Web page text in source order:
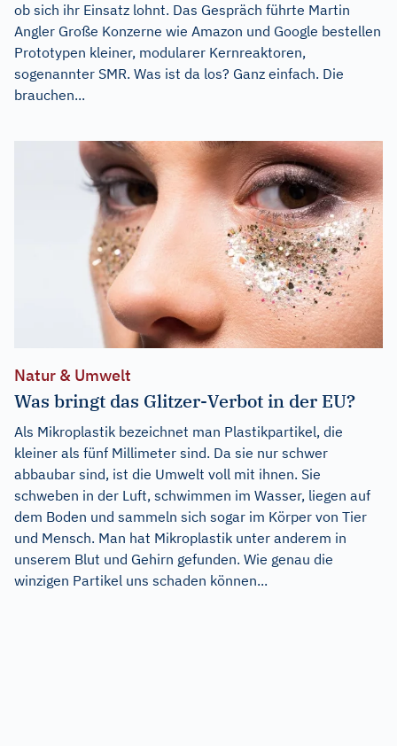
ob sich ihr Einsatz lohnt. Das Gespräch führte Martin
Angler Große Konzerne wie Amazon und Google bestellen
Prototypen kleiner, modularer Kernreaktoren,
sogenannter SMR. Was ist da los? Ganz einfach. Die
brauchen...
Natur & Umwelt
Was bringt das Glitzer-Verbot in der EU?
Als Mikroplastik bezeichnet man Plastikpartikel, die
kleiner als fünf Millimeter sind. Da sie nur schwer
abbaubar sind, ist die Umwelt voll mit ihnen. Sie
schweben in der Luft, schwimmen im Wasser, liegen auf
dem Boden und sammeln sich sogar im Körper von Tier
und Mensch. Man hat Mikroplastik unter anderem in
unserem Blut und Gehirn gefunden. Wie genau die
winzigen Partikel uns schaden können...